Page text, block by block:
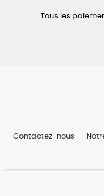
Tous les
Contactez-nous